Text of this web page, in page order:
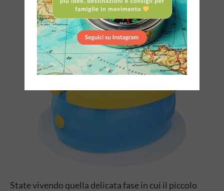
Vasino da viaggio
State vivendo quella delicata fase in cui il piccolo